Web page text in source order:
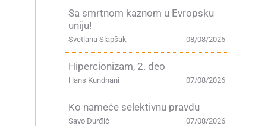
Sa smrtnom kaznom u Evropsku
uniju!
08/08/2026
Svetlana Slapšak
Hipercionizam, 2. deo
07/08/2026
Hans Kundnani
Ko nameće selektivnu pravdu
07/08/2026
Savo Đurđić